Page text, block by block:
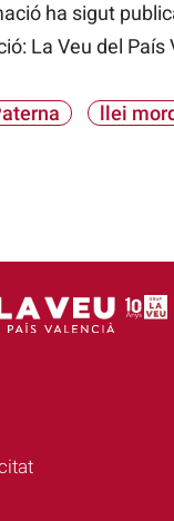
ha sigut
La Veu del País
llei